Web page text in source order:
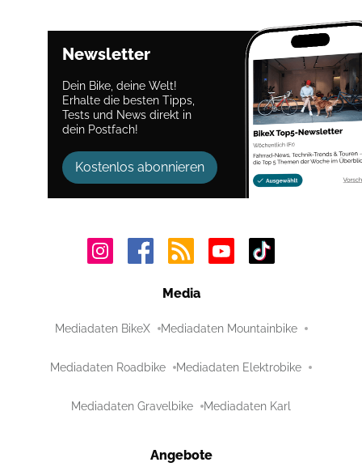
Newsletter
Dein Bike, deine Welt!
Erhalte die besten Tipps,
Tests und News direkt in
dein Postfach!
Kostenlos abonnieren
Media
Mediadaten BikeX Mediadaten Mountainbike
Mediadaten Roadbike Mediadaten Elektrobike
Mediadaten Gravelbike Mediadaten Karl
Angebote